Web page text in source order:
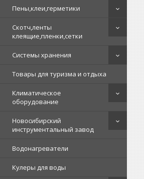
Пены,клеи,герметики
Скотч,ленты
клеящие,пленки,сетки
Системы хранения
Товары для туризма и отдыха
Климатическое
оборудование
Новосибирский
инструментальный завод
Водонагреватели
Кулеры для воды